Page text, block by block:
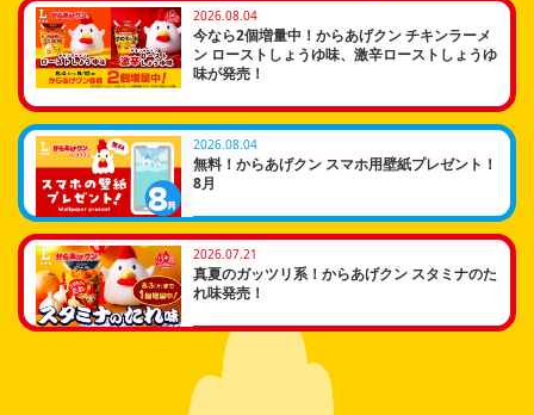
2026.08.04
今なら2個増量中！からあげクン チキンラーメ
ン ローストしょうゆ味、激辛ローストしょうゆ
味が発売！
2026.08.04
無料！からあげクン スマホ用壁紙プレゼント！
8月
2026.07.21
真夏のガッツリ系！からあげクン スタミナのた
れ味発売！